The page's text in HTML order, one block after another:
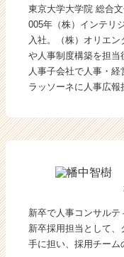
|
企
業
東京大学大学院 総合
005年（株）インテリ
入社。（株）オリエ
や人事制度構築を担
人事子会社で人事・
ラッソーネに人事広報
新卒で人事コンサル
新卒採用担当として
手に担い、採用チーム